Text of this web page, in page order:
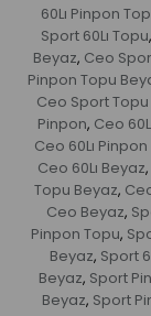
60Lı Pinpon
Sport 60Lı Topu,
Beyaz, Ceo
Pinpon Topu
Ceo Sport
Pinpon, Ceo
Ceo 60Lı
Ceo 60Lı Beyaz,
Topu Beyaz,
Ceo Beyaz,
Pinpon Topu,
Beyaz, Sport
Beyaz, Sport
Beyaz, Sport